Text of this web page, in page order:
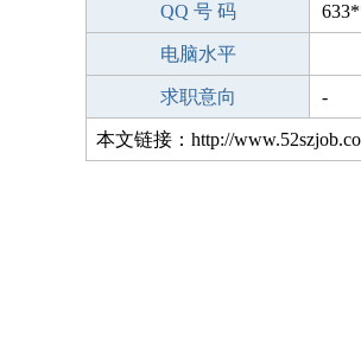
QQ 号 码
电脑水平
求职意向 -
本文链接：http://